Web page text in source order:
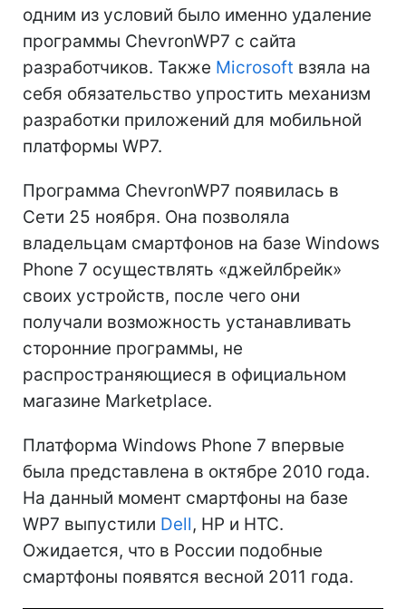
одним из условий было именно удаление
программы ChevronWP7 с сайта
разработчиков. Также Microsoft взяла на
себя обязательство упростить механизм
разработки приложений для мобильной
платформы WP7.
Программа ChevronWP7 появилась в
Сети 25 ноября. Она позволяла
владельцам смартфонов на базе Windows
Phone 7 осуществлять «джейлбрейк»
своих устройств, после чего они
получали возможность устанавливать
сторонние программы, не
распространяющиеся в официальном
магазине Marketplace.
Платформа Windows Phone 7 впервые
была представлена в октябре 2010 года.
На данный момент смартфоны на базе
WP7 выпустили Dell, HP и HTC.
Ожидается, что в России подобные
смартфоны появятся весной 2011 года.